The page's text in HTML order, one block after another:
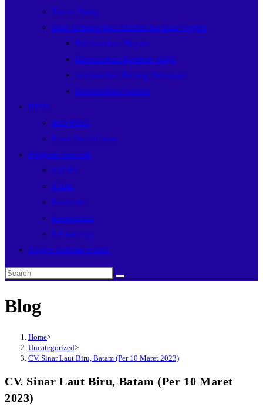
Tracer Study
Data Kebekerjaan Alumni Ke Luar Negeri
Berdasarkan Negara
Berdasarkan Kontrak Kerja
berdasarkan Bidang Pekerjaan
Berdasarkan Gender
PTSB
Info PTSB
Form Pendaftaran
Program Sekolah
LSP P1
P5BK
Pesantren
Ketarunaan
E-Learning
Toggle website search
Blog
Home>
Uncategorized>
CV. Sinar Laut Biru, Batam (Per 10 Maret 2023)
CV. Sinar Laut Biru, Batam (Per 10 Maret
2023)